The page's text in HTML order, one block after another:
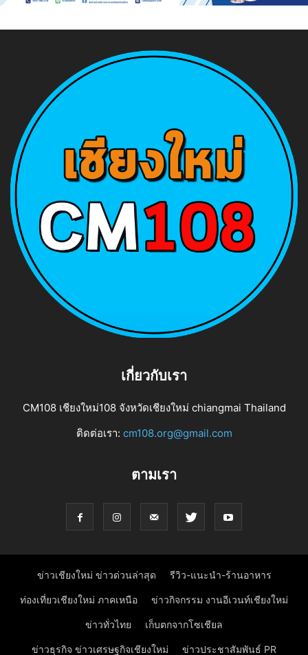
เกี่ยวกับเรา
CM108 เชียงใหม่108 จังหวัดเชียงใหม่ chiangmai Thailand
ติดต่อเรา: cm108.org@gmail.com
ตามเรา
ข่าวเชียงใหม่ ข่าวด่วนล่าสุด รีวิว-แนะนำ-ร้านอาหาร
ท่องเที่ยวเชียงใหม่ ภาคเหนือ ข่าวกิจกรรม งานอีเวนท์เชียงใหม่
ข่าวทั่วไทย เก็บตกจากโซเชียล
ข่าวธุรกิจ ข่าวเศรษฐกิจเชียงใหม่ ข่าวประชาสัมพันธ์ PR